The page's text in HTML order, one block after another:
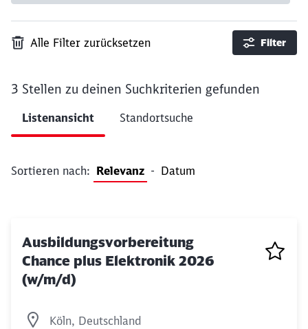
3 Stellen zu deinen Suchkriterien gefunden
Alle Filter zurücksetzen Filter
ListenansichtErgebnisse pro Seite 10
Standortsuche
Sortieren nach: Relevanz - Datum
Ausbildungsvorbereitung
Chance plus Elektronik 2026
(w/m/d)
Köln, Deutschland